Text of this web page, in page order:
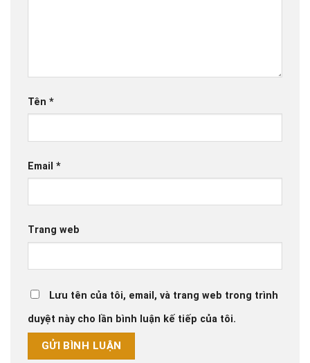
Tên *
Email *
Trang web
Lưu tên của tôi, email, và trang web trong trình
duyệt này cho lần bình luận kế tiếp của tôi.